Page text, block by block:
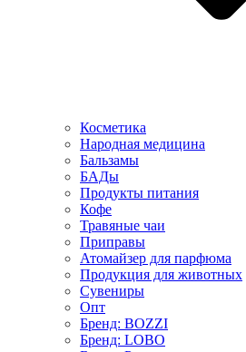
Косметика
Народная медицина
Бальзамы
БАДы
Продукты питания
Кофе
Травяные чаи
Приправы
Атомайзер для парфюма
Продукция для животных
Сувениры
Опт
Бренд: BOZZI
Бренд: LOBO